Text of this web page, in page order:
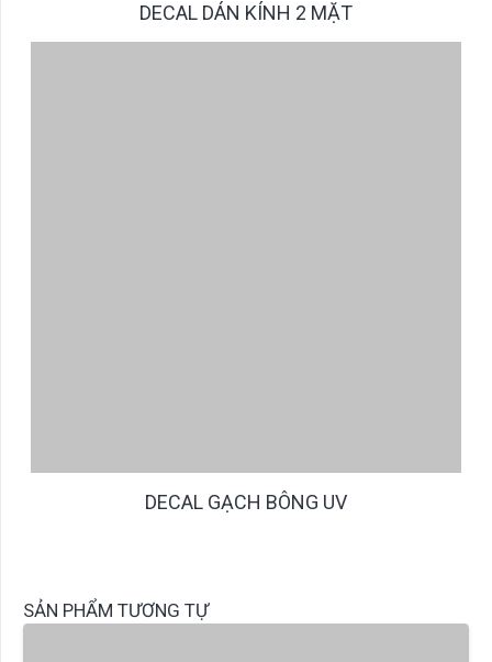
DECAL DÁN KÍNH 2 MẶT
DECAL GẠCH BÔNG UV
SẢN PHẨM TƯƠNG TỰ